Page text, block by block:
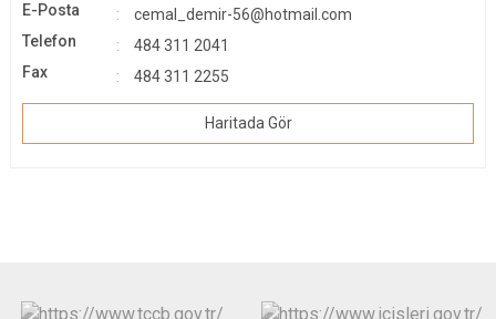
E-Posta
cemal_demir-56@hotmail.com
Telefon
484 311 2041
Fax
484 311 2255
Haritada Gör